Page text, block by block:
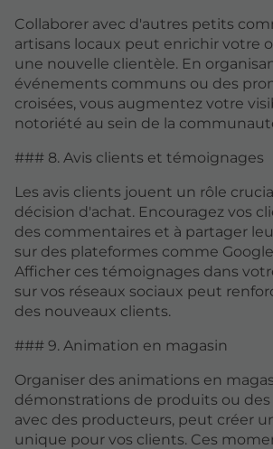
Collaborer avec d'autres petits
artisans locaux peut enrichir votre
une nouvelle clientèle. En
événements communs ou des
croisées, vous augmentez votre
notoriété au sein de la
### 8. Avis clients et témoignages
Les avis clients jouent un rôle
décision d'achat. Encouragez vos
des commentaires et à partager
sur des plateformes comme
Afficher ces témoignages dans
sur vos réseaux sociaux peut
des nouveaux clients.
### 9. Animation en magasin
Organiser des animations en
démonstrations de produits ou
avec des producteurs, peut créer
unique pour vos clients. Ces